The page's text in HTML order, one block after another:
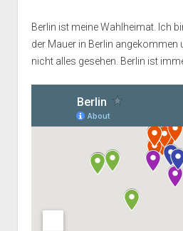
Berlin ist meine Wahlheimat. Ich
der Mauer in Berlin angekommen
nicht alles gesehen. Berlin ist